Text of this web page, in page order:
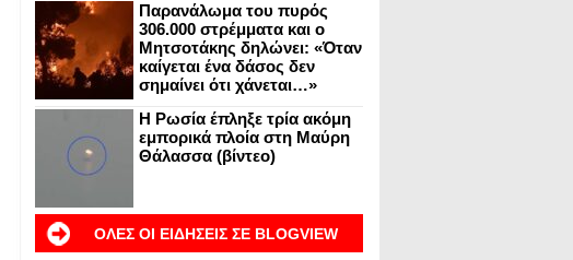
Παρανάλωμα του πυρός
306.000 στρέμματα και ο
Μητσοτάκης δηλώνει: «Όταν
καίγεται ένα δάσος δεν
σημαίνει ότι χάνεται…»
Η Ρωσία έπληξε τρία ακόμη
εμπορικά πλοία στη Μαύρη
Θάλασσα (βίντεο)
ΟΛΕΣ ΟΙ ΕΙΔΗΣΕΙΣ ΣΕ BLOGVIEW